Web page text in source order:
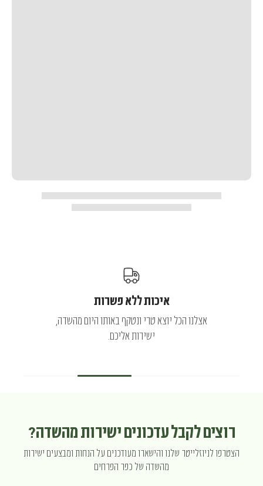
איכות ללא פשרות
אצלנו הכל יוצא טרי ונטקף באותו היום מהשדה,
ישירות אליכם.
רוצים לקבל עדכונים ישירות מהשדה?
הצטרפו לניוזלייטר שלנו והישארו מעודכנים על הנחות ומבצעים ישירות
מהשדה של כפר הפרחים